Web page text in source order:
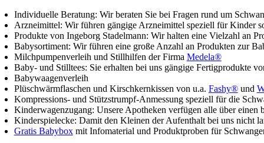
Indi­vi­du­el­le Bera­tung: Wir bera­ten Sie bei Fra­gen rund um
Arz­nei­mit­tel: Wir füh­ren gän­gi­ge Arz­nei­mit­tel spe­zi­ell für Kin­der
Pro­duk­te von Inge­borg Sta­del­mann: Wir hal­ten eine Viel­zahl an
Baby­sor­ti­ment: Wir füh­ren eine gro­ße Anzahl an Pro­duk­ten zur
Milch­pum­pen­ver­leih und Still­hil­fen der Fir­ma Mede­la®
Baby- und Still­tees: Sie erhal­ten bei uns gän­gi­ge Fer­tig­pro­duk­te
Baby­waa­gen­ver­leih
Plüschwärm­fla­schen und Kirsch­kern­kis­sen von u.a. Fas­hy®und
Kom­pres­si­ons- und Stütz­strumpf-Anmes­sungspe­zi­ell für die
Kin­der­wa­gen­zu­gang: Unse­re Apo­the­ken ver­fü­gen alle über einen
Kin­der­spiel­ecke: Damit den Klei­nen der Auf­ent­halt bei uns nicht
Gra­tis Baby­boxmit Info­ma­te­ri­al und Pro­dukt­pro­ben für